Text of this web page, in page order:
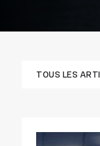
TOUS LES